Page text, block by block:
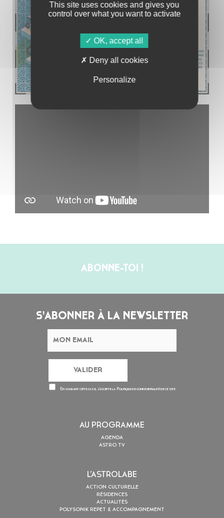
ABONNE-TOI !
S'ABONNER À LA NEWSLETTER
En cochant cette case, j’accepte la Politique de confidentialitéde ce site
AU PROGRAMME
AGENDA
ASTRO TV
L’ASTROLABE
ACTION CULTURELLE
RÉSIDENCES
ACTUALITÉS
POLYSONIK REPET & ACCOMPAGNEMENT
This site uses cookies and gives you
control over what you want to activate
OK, accept all
Deny all cookies
Personalize